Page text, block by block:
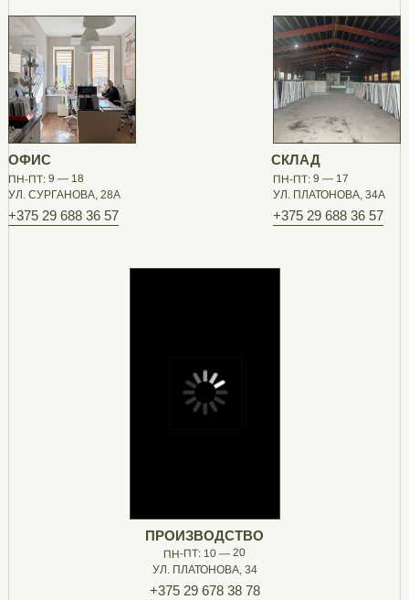
ОФИС
ПН-ПТ: 9 — 18
УЛ. СУРГАНОВА, 28А
ПРОИЗВОДСТВО
ПН-ПТ: 10 — 20
УЛ. ПЛАТОНОВА, 34
+375 29 678 38 78
+375 29 688 36 57
СКЛАД
ПН-ПТ: 9 — 17
УЛ. ПЛАТОНОВА, 34А
+375 29 688 36 57